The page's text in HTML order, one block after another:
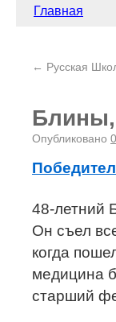
Главная
← Русская
Блины,
Опубликовано
48-летний
Он съел
когда
медицина
старший